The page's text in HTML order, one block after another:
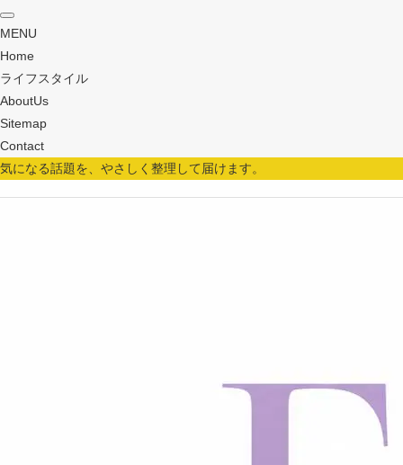
MENU
Home
ライフスタイル
AboutUs
Sitemap
Contact
気になる話題を、やさしく整理して届けます。